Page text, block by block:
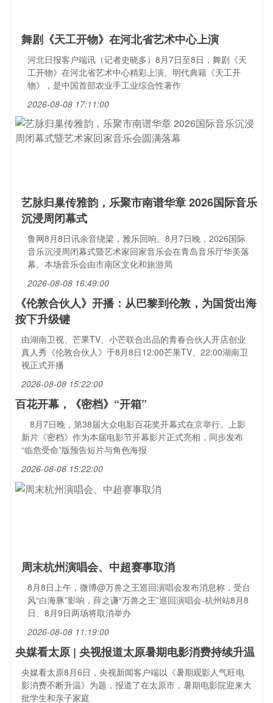
舞剧《天工开物》在河北省艺术中心上演
河北日报客户端讯（记者史晓多）8月7日至8日，舞剧《天
工开物》在河北省艺术中心精彩上演。明代典籍《天工开
物》，是中国首部农业手工业综合性著作
2026-08-08 17:11:00
艺脉归巢传雅韵，乐聚市南谱华章 2026国际音乐
沉浸周闭幕式
鲁网8月8日讯余音绕梁，雅乐回响。8月7日晚，2026国际
音乐沉浸周闭幕式暨艺术家回家音乐会在青岛音乐厅华美落
幕。本场音乐会由市南区文化和旅游局
2026-08-08 16:49:00
《伦敦合伙人》开播：从巴黎到伦敦，为国货出海
按下升级键
由湖南卫视、芒果TV、小芒联合出品的青春合伙人开店创业
真人秀《伦敦合伙人》于8月8日12:00芒果TV、22:00湖南卫
视正式开播
2026-08-08 15:22:00
百花开幕，《密档》“开箱”
8月7日晚，第38届大众电影百花奖开幕式在京举行。上影
新片《密档》作为本届电影节开幕影片正式亮相，同步发布
“临危受命”版预告短片与角色海报
2026-08-08 15:22:00
周末杭州演唱会、中超赛事取消
8月8日上午，微博@万兽之王巡回演唱会发布消息称，受台
风“白海豚”影响，薛之谦“万兽之王”巡回演唱会-杭州站8月8
日、8月9日两场将取消举办
2026-08-08 11:19:00
央媒看太原 | 央视报道太原暑期电影消费持续升温
央媒看太原8月6日，央视新闻客户端以《暑期观影人气旺电
影消费不断升温》为题，报道了在太原市，暑期电影院迎来大
批学生和亲子家庭